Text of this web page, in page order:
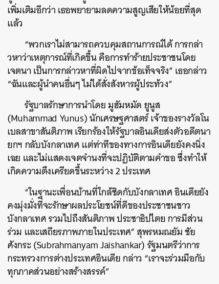
เพิ่มเติมอีกว่า เธอพยายามลดความสูญเสียให้น้อยที่สุด
แล้ว
“พวกเราไม่สามารถควบคุมสถานการณ์ได้ การกล่า
วหาว่าเหตุการณ์ที่เกิดขึ้น คือการทำร้ายประชาชนโดย
เจตนา เป็นการกล่าวหาที่ผิดไปจากข้อเท็จจริง” เธอกล่าว
“ฉันและผู้นำคนอื่นๆ ไม่ได้สั่งสังหารผู้ประท้วง”
รัฐบาลรักษาการนำโดย มูฮัมหมัด ยูนูส
(Muhammad Yunus) นักเศรษฐศาสตร์ เจ้าของรางวัลโน
เบลสาขาสันติภาพ เรียกร้องให้รัฐบาลอินเดียส่งตัวอดีตนา
ยกฯ กลับบังกลาเทศ แต่ท่าทีของทางการอินเดียยังคงนิ่ง
เฉย และไม่แสดงเจตจำนงที่จะปฏิบัติตามคำขอ ซึ่งทำให้
เกิดความตึงเครียดขึ้นระหว่าง 2 ประเทศ
“ในฐานะเพื่อนบ้านที่ใกล้ชิดกับบังกลาเทศ อินเดียยัง
คงมุ่งมั่งที่จะรักษาผลประโยชน์ที่ดีของประชาชนชาว
บังกลาเทศ รวมไปถึงสันติภาพ ประชาธิปไตย การมีส่วน
ร่วม และเสถียรภาพภายในประเทศ” สุพรหมณยัม ชัย
ศังกระ (Subrahmanyam Jaishankar) รัฐมนตรีว่าการ
กระทรวงการต่างประเทศอินเดีย กล่าว “เราจะร่วมมือกับ
ทุกภาคส่วนอย่างสร้างสรรค์”